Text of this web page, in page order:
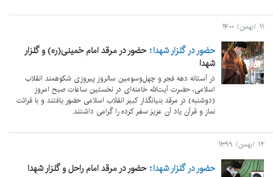
۱۱ /بهمن/ ۱۴۰۰
حضور در گلزار شهدا حضور در مرقد امام خمینی(ره) و گلزار
شهدا
در آستانه دهه فجر و چهل‌وسومین سالروز پیروزی شکوهمند انقلاب
اسلامی، حضرت آیت‌الله خامنه‌ای در نخستین ساعات صبح امروز
(دوشنبه) در مرقد بنیانگذار کبیر انقلاب اسلامی حضور یافتند و با قرائت
نماز و قرآن یاد آن عزیز سفر کرده را گرامی داشتند.
۱۲ /بهمن/ ۱۳۹۹
حضور در گلزار شهدا حضور در مرقد امام راحل و گلزار شهدا